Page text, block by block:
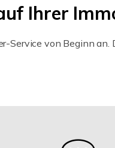
Ihrer
Service von Beginn